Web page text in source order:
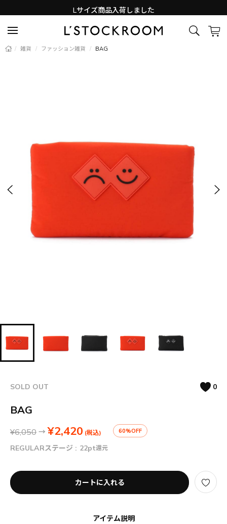
Lサイズ商品入荷しました
/ 雑貨 / ファッション雑貨 / BAG
SOLD OUT 0
BAG
¥6,050 → ¥2,420 (税込) 60%OFF
REGULARステージ : 22pt還元
カートに入れる
アイテム説明